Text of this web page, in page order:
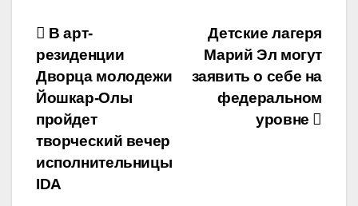
Навигация
по
записям
Детские лагеря
Марий Эл могут
заявить о себе на
федеральном
уровне
В арт-
резиденции
Дворца молодежи
Йошкар-Олы
пройдет
творческий вечер
исполнительницы
IDA